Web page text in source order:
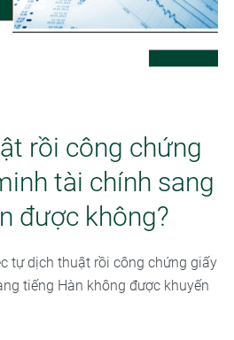
rồi công chứng
tài chính sang
được không?
tự dịch thuật rồi công chứng giấy
tiếng Hàn không được khuyến